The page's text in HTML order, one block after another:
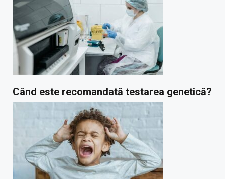
Când este recomandată testarea genetică?